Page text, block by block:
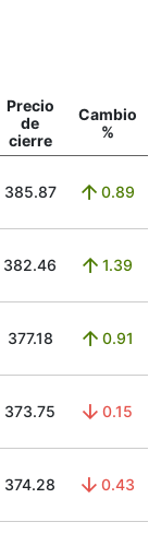
Precio
de
cierre
Cambio
%
385.87 0.89
382.46 1.39
377.18 0.91
373.75 0.15
374.28 0.43